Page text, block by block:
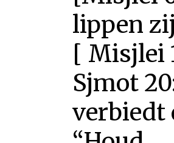
lippen
[ Misjlei
Sjmot
verbiedt